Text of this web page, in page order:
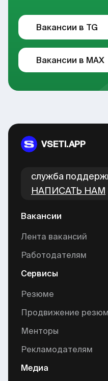
Вакансии в TG
Вакансии в MAX
VSETI.APP
cлужба
НАПИСАТЬ НАМ
Вакансии
Лента вакансий
Работодателям
Сервисы
Резюме
Продвижение
Менторы
Рекламодателям
Медиа